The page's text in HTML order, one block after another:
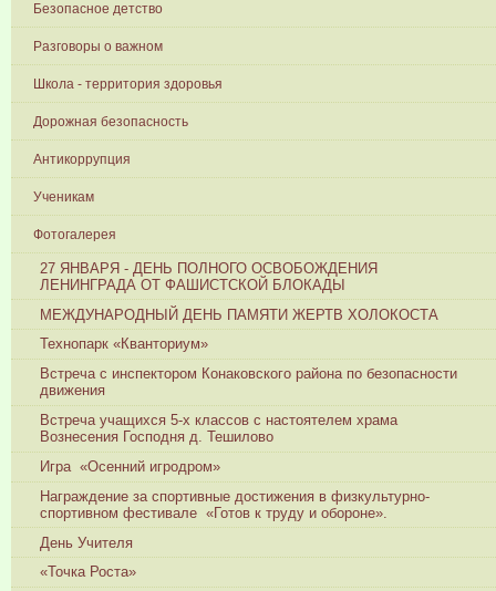
Безопасное детство
Разговоры о важном
Школа - территория здоровья
Дорожная безопасность
Антикоррупция
Ученикам
Фотогалерея
27 ЯНВАРЯ - ДЕНЬ ПОЛНОГО ОСВОБОЖДЕНИЯ
ЛЕНИНГРАДА ОТ ФАШИСТСКОЙ БЛОКАДЫ
МЕЖДУНАРОДНЫЙ ДЕНЬ ПАМЯТИ ЖЕРТВ ХОЛОКОСТА
Технопарк «Кванториум»
Встреча с инспектором Конаковского района по безопасности
движения
Встреча учащихся 5-х классов с настоятелем храма
Вознесения Господня д. Тешилово
Игра «Осенний игродром»
Награждение за спортивные достижения в физкультурно-
спортивном фестивале «Готов к труду и обороне».
День Учителя
«Точка Роста»